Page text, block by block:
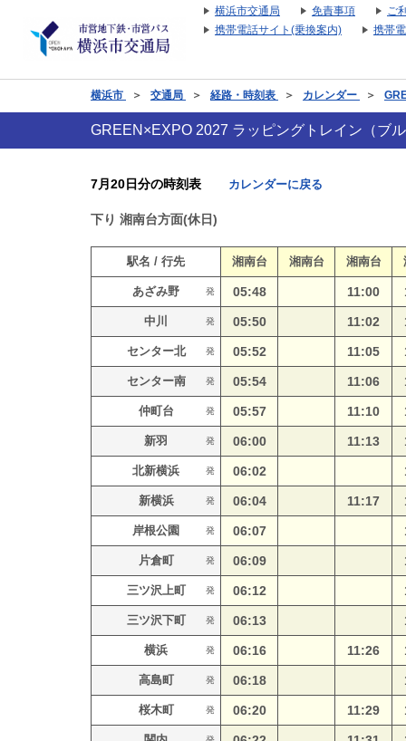
横浜市交通局 免責事項
ご
携帯電話サイト(乗換案内)
携帯
横浜市 ＞ 交通局 ＞ 経路・時刻表 ＞ カレンダー ＞
GREEN×EXPO 2027 ラッピングトレイン（ブ
7月20日分の時刻表 カレンダーに戻る
下り 湘南台方面(休日)
駅名 / 行先 湘南台 湘南台 湘南台
あざみ野 発 05:48 11:00
中川 発 05:50 11:02
センター北 発 05:52 11:05
センター南 発 05:54 11:06
仲町台 発 05:57 11:10
新羽 発 06:00 11:13
北新横浜 発 06:02
新横浜 発 06:04 11:17
岸根公園 発 06:07
片倉町 発 06:09
三ツ沢上町 発 06:12
三ツ沢下町 発 06:13
横浜 発 06:16 11:26
高島町 発 06:18
桜木町 発 06:20 11:29